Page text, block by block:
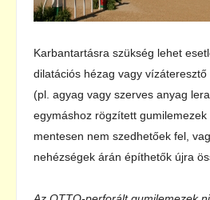
Karbantartásra szükség lehet
dilatációs hézag vagy
(pl. agyag vagy szerves anyag
egymáshoz rögzített
mentesen nem szedhetőek fel,
nehézségek árán építhetők újra